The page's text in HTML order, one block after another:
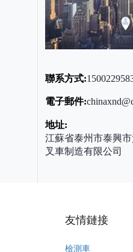
聯系方式:
電子郵件:
地址:
江蘇省泰州市泰興
叉車制造有限公司
友情鏈接
檢測車